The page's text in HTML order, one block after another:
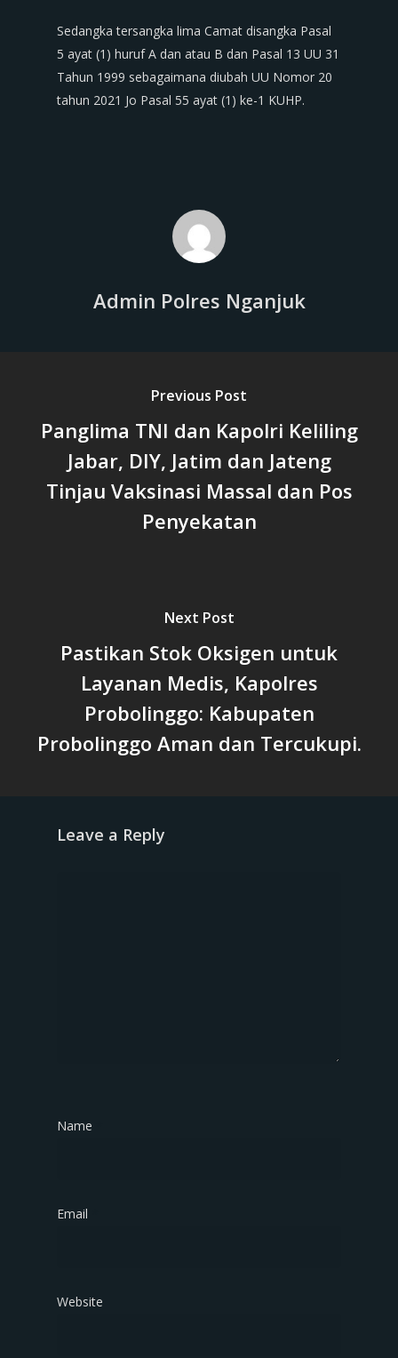
Sedangka tersangka lima Camat disangka Pasal
5 ayat (1) huruf A dan atau B dan Pasal 13 UU 31
Tahun 1999 sebagaimana diubah UU Nomor 20
tahun 2021 Jo Pasal 55 ayat (1) ke-1 KUHP.
Admin Polres Nganjuk
Previous Post
Panglima TNI dan Kapolri Keliling
Jabar, DIY, Jatim dan Jateng
Tinjau Vaksinasi Massal dan Pos
Penyekatan
Next Post
Pastikan Stok Oksigen untuk
Layanan Medis, Kapolres
Probolinggo: Kabupaten
Probolinggo Aman dan Tercukupi.
Leave a Reply
Name
Email
Website